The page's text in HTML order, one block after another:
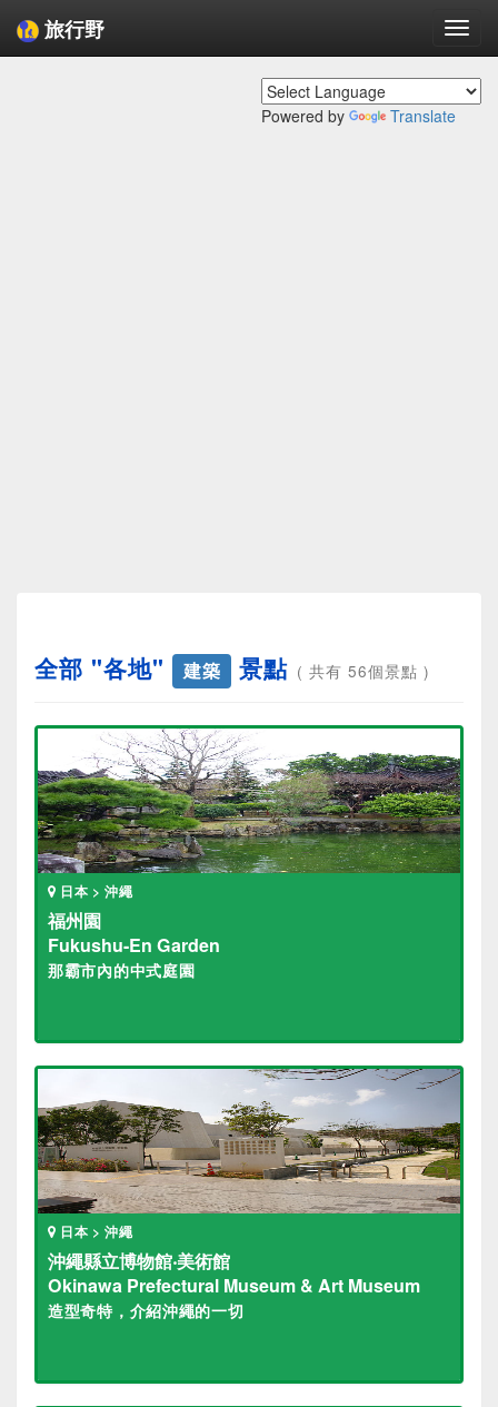
旅行野
Powered by Translate
全部 "各地" 建築 景點 ( 共有 56個景點 )
日本 > 沖繩
福州園
Fukushu-En Garden
那霸市內的中式庭園
日本 > 沖繩
沖繩縣立博物館‧美術館
Okinawa Prefectural Museum & Art Museum
造型奇特，介紹沖繩的一切